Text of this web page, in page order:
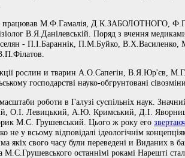
працював М.Ф.Гамалія, Д.К.ЗАБОЛОТНОГО,
В.Я.Данілевській. Поряд з вчення
и селян - П.І.Бараннік, П.М.Буйко,
рослин и тварин А.О.Сапегін, В.Я.Юр'єв,
господарстві науко-обгрунтовані
роботи в Галузі суспільніх наук.
О.І. Левицький, А.Ю. Кримський, Д.І.
М.С. Грушевський. Цього ж року его
не у всьому відповідалі ідеологічнім
якіх свого часу були переведені и Виданих в
останнімі рокамі Нарешті